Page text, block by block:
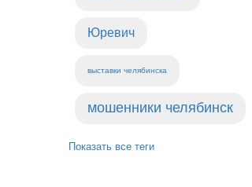
Юревич
выставки челябинска
мошенники челябинск
Показать все теги